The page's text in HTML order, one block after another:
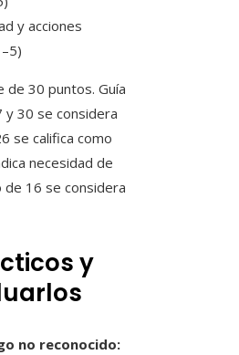
y acciones
de 30 puntos. Guía
30 se considera
se califica como
necesidad de
16 se considera
y
no reconocido: